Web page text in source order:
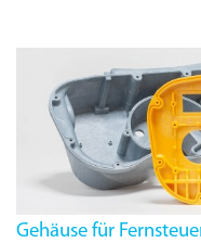
Gehäuse für